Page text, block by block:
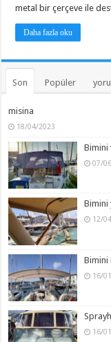
metal bir çerçeve ile
Daha fazla oku
Son Popüler
misina
18/04/2023
Bimini
07/
Bimini
12/
Bimini
16/
16/